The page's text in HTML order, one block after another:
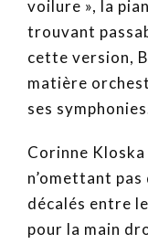
voilure », la
trouvant
cette version,
matière
ses
Corinne Kloska
n’omettant
décalés entre
pour la main